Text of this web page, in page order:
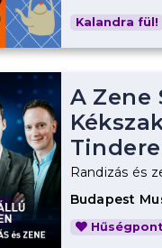
Kalandra fül!
A Zene
Randizás és
Budapest
Hűségpont